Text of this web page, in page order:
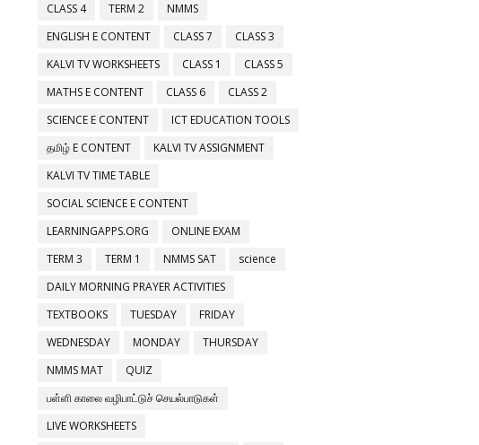
CLASS 4
TERM 2
NMMS
ENGLISH E CONTENT
CLASS 7
CLASS 3
KALVI TV WORKSHEETS
CLASS 1
CLASS 5
MATHS E CONTENT
CLASS 6
CLASS 2
SCIENCE E CONTENT
ICT EDUCATION TOOLS
தமிழ் E CONTENT
KALVI TV ASSIGNMENT
KALVI TV TIME TABLE
SOCIAL SCIENCE E CONTENT
LEARNINGAPPS.ORG
ONLINE EXAM
TERM 3
TERM 1 NMMS SAT
science
DAILY MORNING PRAYER ACTIVITIES
TEXTBOOKS
TUESDAY
FRIDAY
WEDNESDAY
MONDAY
THURSDAY
NMMS MAT
QUIZ
பள்ளி காலை வழிபாட்டுச் செயல்பாடுகள்
LIVE WORKSHEETS